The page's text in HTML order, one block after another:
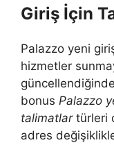
Giriş İçin
Palazzo yeni
hizmetler
bonus Palazzo
talimatlartürleri
adres